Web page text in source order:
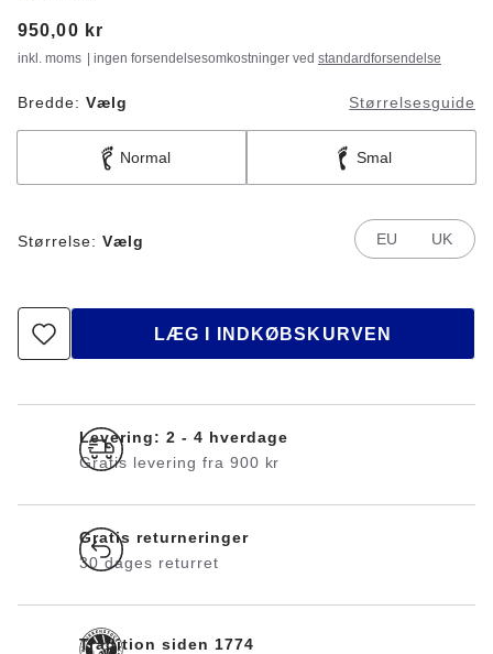
Price:
950,00 kr
inkl. moms | ingen forsendelsesomkostninger ved standardforsendelse
Bredde: Vælg Størrelsesguide
Normal Smal
Størrelse: Vælg EU UK
LÆG I INDKØBSKURVEN
Levering: 2 - 4 hverdage
Gratis levering fra 900 kr
Gratis returneringer
30 dages returret
Tradition siden 1774